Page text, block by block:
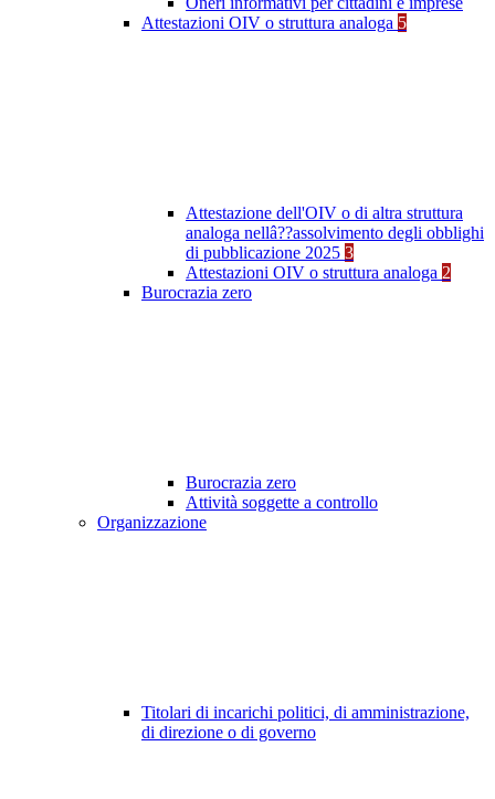
Attestazioni OIV o struttura analoga 5
Attestazione dell'OIV o di altra struttura
analoga nellâ??assolvimento degli obblighi
di pubblicazione 2025 3
Attestazioni OIV o struttura analoga 2
Burocrazia zero
Burocrazia zero
Attività soggette a controllo
Organizzazione
Titolari di incarichi politici, di amministrazione,
di direzione o di governo